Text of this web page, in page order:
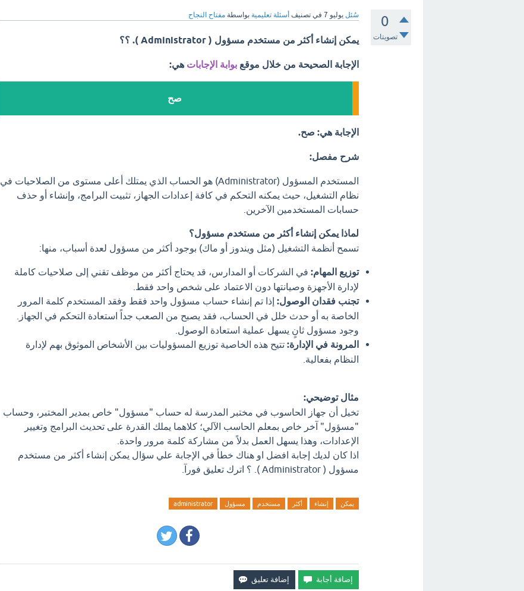
0
تصويتات
سُئل يوليو 7 في تصنيف أسئلة تعليمية بواسطة مفتاح النجاح
يمكن إنشاء أكثر من مستخدم مسؤول ( Administrator ). ؟؟
الإجابة الصحيحة من خلال موقع بوابة الإجابات هي:
صح
الإجابة هي: صح.
شرح مفصل:
المستخدم المسؤول (Administrator) هو الحساب الذي يمتلك أعلى مستوى من الصلاحيات في
نظام التشغيل، حيث يمكنه التحكم في كافة إعدادات الجهاز، تثبيت البرامج، وإنشاء أو حذف
حسابات المستخدمين الآخرين.
لماذا يمكن إنشاء أكثر من مستخدم مسؤول؟
تسمح أنظمة التشغيل (مثل ويندوز أو ماك) بوجود أكثر من مسؤول لعدة أسباب، منها:
توزيع المهام: في الشركات أو المدارس، قد يحتاج أكثر من موظف تقني إلى صلاحيات كاملة
لإدارة الأجهزة وصيانتها دون الاعتماد على شخص واحد فقط.
تجنب فقدان الوصول: إذا تم إنشاء حساب مسؤول واحد فقط وفقد المستخدم كلمة المرور
الخاصة به أو حدث خلل في الحساب، فقد يصبح من الصعب جداً استعادة التحكم في الجهاز.
وجود مسؤول ثانٍ يسهل عملية استعادة الوصول.
المرونة في الإدارة: تتيح هذه الخاصية توزيع المسؤوليات بين الأشخاص الموثوق بهم لإدارة
النظام بفعالية.
مثال توضيحي:
تخيل أن جهاز الحاسوب في مختبر المدرسة له حساب "مسؤول" خاص بمدير المختبر، وحساب
"مسؤول" آخر خاص بمعلم الحاسب الآلي؛ كلاهما يملك القدرة على تحديث البرامج وتغيير
الإعدادات، وهذا يسهل العمل بدلاً من مشاركة كلمة مرور واحدة.
اذا كان لديك إجابة افضل او هناك خطأ في الإجابة علي سؤال يمكن إنشاء أكثر من مستخدم
مسؤول ( Administrator ). ؟ اترك تعليق فورآ.
يمكن إنشاء أكثر مستخدم مسؤول administrator